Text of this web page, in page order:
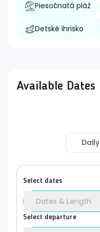
Piesočnatá pláž
Detské ihrisko
Available Dates
Daily
Select dates
Dates & Length
Select departure